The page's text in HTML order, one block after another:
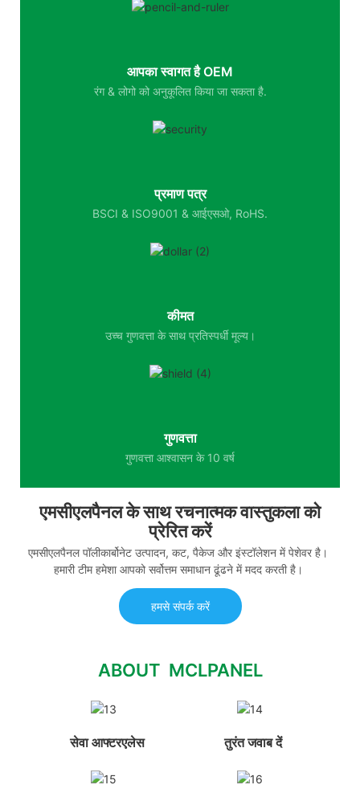
आपका स्वागत है OEM
रंग & लोगो को अनुकूलित किया जा सकता है.
प्रमाण पत्र
BSCI & ISO9001 & आईएसओ, RoHS.
कीमत
उच्च गुणवत्ता के साथ प्रतिस्पर्धी मूल्य।
गुणवत्ता
गुणवत्ता आश्वासन के 10 वर्ष
एमसीएलपैनल के साथ रचनात्मक वास्तुकला को
प्रेरित करें
एमसीएलपैनल पॉलीकार्बोनेट उत्पादन, कट, पैकेज और इंस्टॉलेशन में पेशेवर है।
हमारी टीम हमेशा आपको सर्वोत्तम समाधान ढूंढने में मदद करती है।
हमसे संपर्क करें
ABOUT MCLPANEL
सेवा आफ्टरएलेस तुरंत जवाब दें